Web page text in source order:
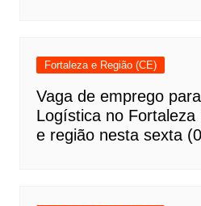
Fortaleza e Região (CE)
Vaga de emprego
Logística no
e região nesta sexta